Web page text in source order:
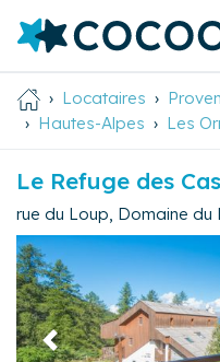
Locataires
Hautes-Alpes
Les
Le Refuge des
rue du Loup, Domaine du
Précédent